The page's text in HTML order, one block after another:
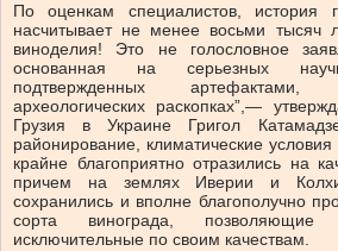
По оценкам специалистов, история
насчитывает не менее восьми тысяч
виноделия! Это не голословное
основанная на серьезных
подтвержденных
археологических раскопках”,—
Грузия в Украине Григол
районирование, климатические
крайне благоприятно отразились на
причем на землях Иверии и
сохранились и вполне благополучно
сорта винограда, позволяющие
исключительные по своим качествам.